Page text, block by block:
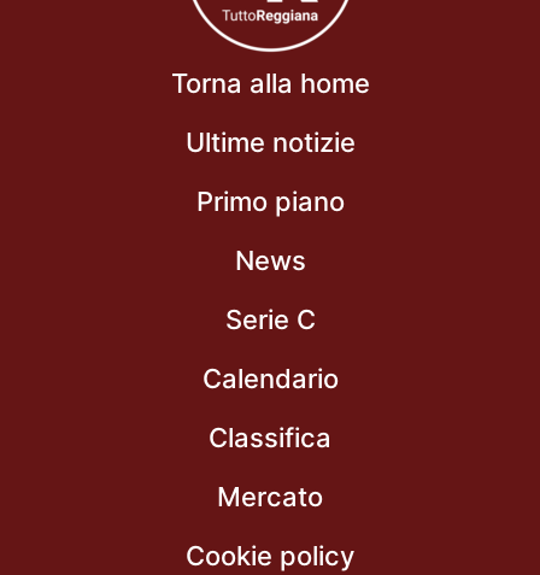
Torna alla home
Ultime notizie
Primo piano
News
Serie C
Calendario
Classifica
Mercato
Cookie policy